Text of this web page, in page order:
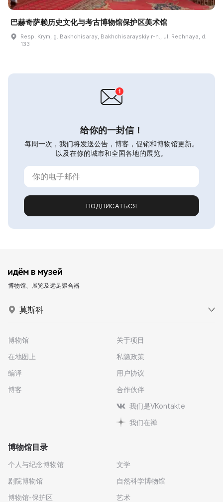
巴赫奇萨赖历史文化与考古博物馆保护区美术馆
Resp. Krym, g. Bakhchisaray, Bakhchisarayskiy r-n., ul. Rechnaya, d.
133
给你的一封信！
每周一次，我们将发送公告，博客，促销和博物馆更新。
以及在你的城市和全国各地的展览。
ПОДПИСАТЬСЯ
博物馆、展览及远足聚合器
莫斯科
博物馆
在地图上
编译
博客
关于项目
私隐政策
用户协议
合作伙伴
我们是VKontakte
我们在禅
博物馆目录
个人与纪念博物馆
剧院博物馆
博物馆-保护区
文学
自然科学博物馆
艺术